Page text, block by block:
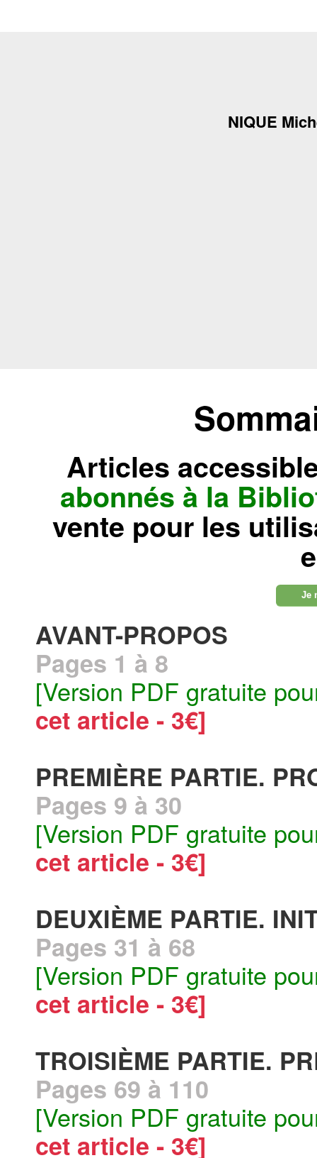
NIQUE
Articles
abonnés à la
vente pour les
Je
AVANT-PROPOS
Pages 1 à 8
[Version PDF gratuite
cet article - 3€]
PREMIÈRE PARTIE.
Pages 9 à 30
[Version PDF gratuite
cet article - 3€]
DEUXIÈME PARTIE.
Pages 31 à 68
[Version PDF gratuite
cet article - 3€]
TROISIÈME PARTIE.
Pages 69 à 110
[Version PDF gratuite
cet article - 3€]